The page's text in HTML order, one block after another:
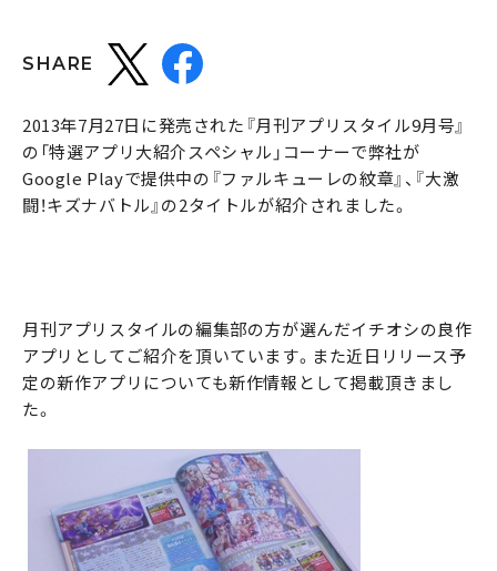
SHARE
2013年7月27日に発売された『月刊アプリスタイル9月号』
の「特選アプリ大紹介スペシャル」コーナーで弊社が
Google Playで提供中の『ファルキューレの紋章』、『大激
闘！キズナバトル』の2タイトルが紹介されました。
月刊アプリスタイルの編集部の方が選んだイチオシの良作
アプリとしてご紹介を頂いています。また近日リリース予
定の新作アプリについても新作情報として掲載頂きまし
た。